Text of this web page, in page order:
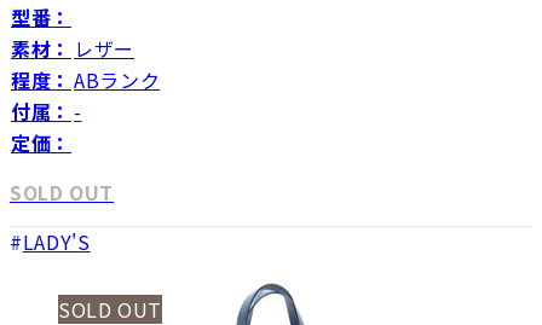
型番：
素材： レザー
程度： ABランク
付属： -
定価：
SOLD OUT
LADY'S
SOLD OUT